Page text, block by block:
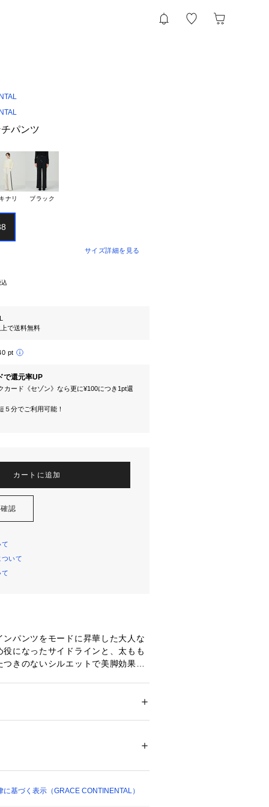
パンツ
キナリ ブラック
サイズ詳細を見る
込
で送料無料
pt
で還元率UP
カード《セゾン》なら更に¥100につき1pt還
５分でご利用可能！
カートに追加
認
いて
ンパンツをモードに昇華した大人な
役になったサイドラインと、太もも
つきのないシルエットで美脚効果が
良く型崩れがおきにくいのも魅力。
やワンマイルのお出かけにも。今
イルを楽しめるパンツをこの機会に
ン 5% （ウエストヒモ部分） ポリエステ
可 タンブル乾燥不可 アイロンは120℃まで
ては、商品の品質表示タグをご覧くださ
基づく表示（GRACE CONTINENTAL）